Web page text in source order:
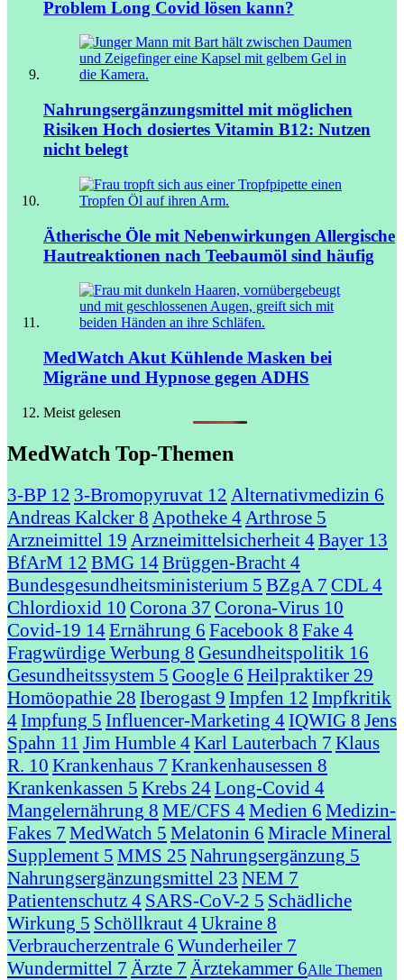
Problem Long Covid lösen kann?
Nahrungsergänzungsmittel mit möglichen
Risiken Hoch dosiertes Vitamin B12: Nutzen
nicht belegt
Ätherische Öle mit Nebenwirkungen Allergische
Hautreaktionen nach Teebaumöl sind häufig
MedWatch Akut Kühlende Masken bei
Migräne und Hypnose gegen ADHS
Meist gelesen
MedWatch Top-Themen
3-BP 12 3-Bromopyruvat 12 Alternativmedizin 6
Andreas Kalcker 8 Apotheke 4 Arthrose 5
Arzneimittel 19 Arzneimittelsicherheit 4Bayer 13
BfArM 12 BMG 14Brüggen-Bracht 4
Bundesgesundheitsministerium 5 BZgA 7 CDL 4
Chlordioxid 10 Corona 37 Corona-Virus 10
Covid-19 14Ernährung 6 Facebook 8 Fake 4
Fragwürdige Werbung 8 Gesundheitspolitik 16
Gesundheitssystem 5 Google 6 Heilpraktiker 29
Homöopathie 28 Iberogast 9 Impfen 12 Impfkritik
4Impfung 5 Influencer-Marketing 4IQWIG 8 Jens
Spahn 11 Jim Humble 4Karl Lauterbach 7 Klaus
R. 10 Krankenhaus 7 Krankenhausessen 8
Krankenkassen 5 Krebs 24Long-Covid 4
Mangelernährung 8 ME/CFS 4Medien 6 Medizin-
Fakes 7 MedWatch 5 Melatonin 6 Miracle Mineral
Supplement 5 MMS 25 Nahrungsergänzung 5
Nahrungsergänzungsmittel 23 NEM 7
Patientenschutz 4 SARS-CoV-2 5 Schädliche
Wirkung 5 Schöllkraut 4Ukraine 8
Verbraucherzentrale 6 Wunderheiler 7
Wundermittel 7 Ärzte 7 Ärztekammer 6Alle Themen